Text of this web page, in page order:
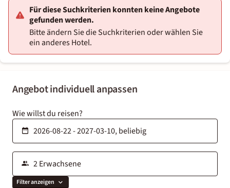
Angebot individuell anpassen
Wie willst du reisen?
Filter anzeigen
Für diese Suchkriterien konnten keine Angebote
gefunden werden.
Bitte ändern Sie die Suchkriterien oder wählen Sie
ein anderes Hotel.